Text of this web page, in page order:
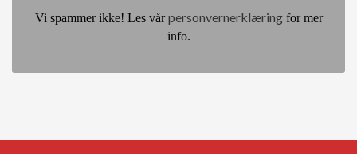
Vi spammer ikke! Les vårpersonvernerklæringfor mer
info.